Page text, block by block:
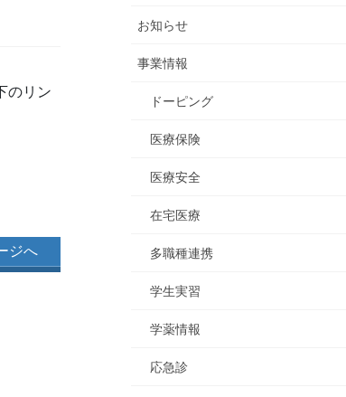
のリン
ジへ
お知らせ
事業情報
ドーピング
医療保険
医療安全
在宅医療
多職種連携
学生実習
学薬情報
応急診